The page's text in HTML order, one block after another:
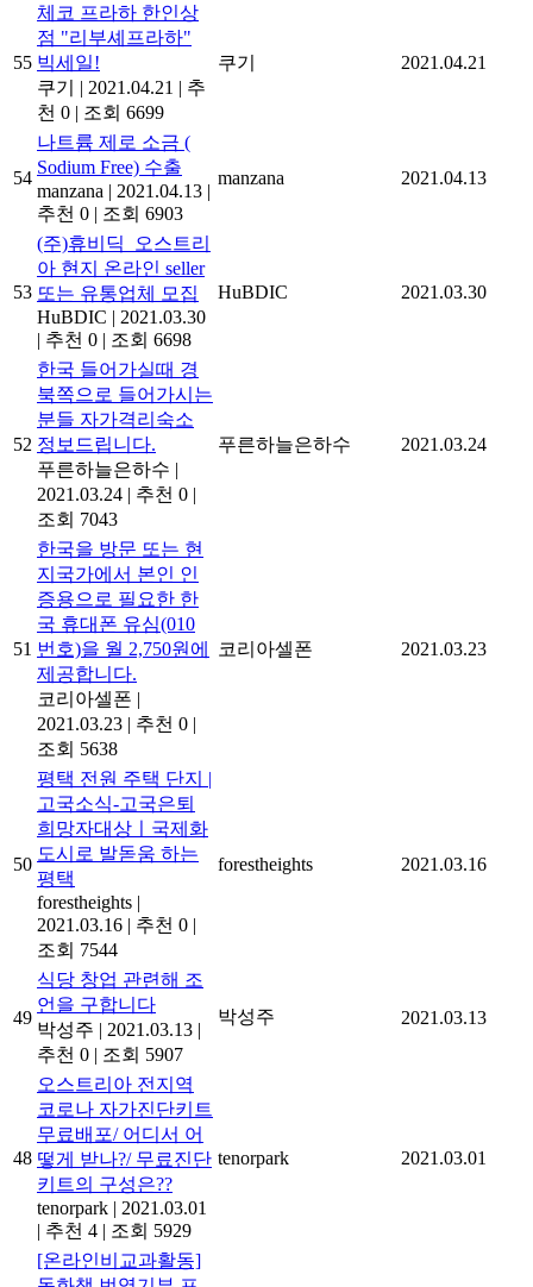
55
체코 프라하 한인상
점 "리부셰프라하"
빅세일!
쿠기
| 2021.04.21 | 추
천 0 | 조회 6699
쿠기 2021.04.21
54
나트륨 제로 소금 (
Sodium Free) 수출
manzana | 2021.04.13 |
추천 0 | 조회 6903
manzana 2021.04.13
53
(주)휴비딕_오스트리
아 현지 온라인 seller
또는 유통업체 모집
HuBDIC | 2021.03.30
| 추천 0 | 조회 6698
HuBDIC 2021.03.30
52
한국 들어가실때 경
북쪽으로 들어가시는
분들 자가격리숙소
정보드립니다.
푸른하늘은하수 |
2021.03.24 | 추천 0 |
조회 7043
푸른하늘은하수 2021.03.24
51
한국을 방문 또는 현
지국가에서 본인 인
증용으로 필요한 한
국 휴대폰 유심(010
번호)을 월 2,750원에
제공합니다.
코리아셀폰 |
2021.03.23 | 추천 0 |
조회 5638
코리아셀폰 2021.03.23
50
평택 전원 주택 단지 |
고국소식-고국은퇴
희망자대상ㅣ국제화
도시로 발돋움 하는
평택
forestheights |
2021.03.16 | 추천 0 |
조회 7544
forestheights 2021.03.16
49
식당 창업 관련해 조
언을 구합니다
박성주 | 2021.03.13 |
추천 0 | 조회 5907
박성주 2021.03.13
48
오스트리아 전지역
코로나 자가진단키트
무료배포/ 어디서 어
떻게 받나?/ 무료진단
키트의 구성은??
tenorpark | 2021.03.01
| 추천 4 | 조회 5929
tenorpark 2021.03.01
[온라인비교과활동]